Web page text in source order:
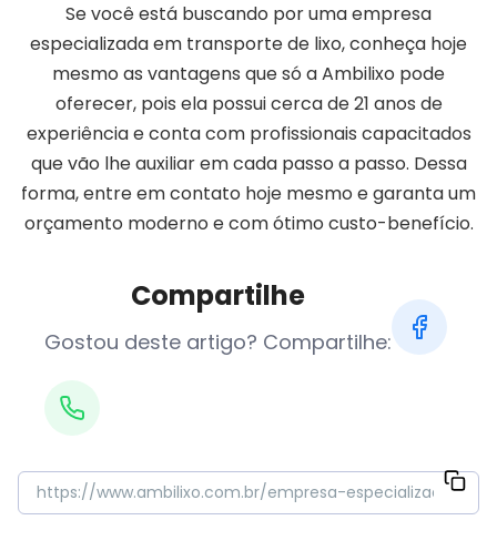
Se você está buscando por uma empresa
especializada em transporte de lixo, conheça hoje
mesmo as vantagens que só a Ambilixo pode
oferecer, pois ela possui cerca de 21 anos de
experiência e conta com profissionais capacitados
que vão lhe auxiliar em cada passo a passo. Dessa
forma, entre em contato hoje mesmo e garanta um
orçamento moderno e com ótimo custo-benefício.
Compartilhe
Gostou deste artigo? Compartilhe: